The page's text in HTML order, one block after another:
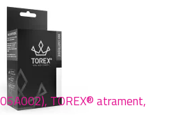
TOREX® atrament,